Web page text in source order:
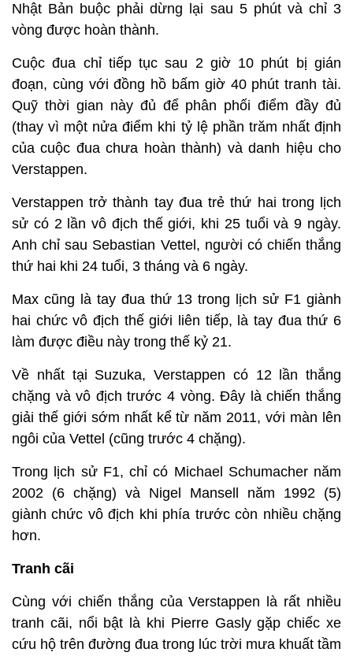
Nhật Bản buộc phải dừng lại sau 5 phút và chỉ 3
vòng được hoàn thành.
Cuộc đua chỉ tiếp tục sau 2 giờ 10 phút bị gián
đoạn, cùng với đồng hồ bấm giờ 40 phút tranh tài.
Quỹ thời gian này đủ để phân phối điểm đầy đủ
(thay vì một nửa điểm khi tỷ lệ phần trăm nhất định
của cuộc đua chưa hoàn thành) và danh hiệu cho
Verstappen.
Verstappen trở thành tay đua trẻ thứ hai trong lịch
sử có 2 lần vô địch thế giới, khi 25 tuổi và 9 ngày.
Anh chỉ sau Sebastian Vettel, người có chiến thắng
thứ hai khi 24 tuổi, 3 tháng và 6 ngày.
Max cũng là tay đua thứ 13 trong lịch sử F1 giành
hai chức vô địch thế giới liên tiếp, là tay đua thứ 6
làm được điều này trong thế kỷ 21.
Về nhất tại Suzuka, Verstappen có 12 lần thắng
chặng và vô địch trước 4 vòng. Đây là chiến thắng
giải thế giới sớm nhất kể từ năm 2011, với màn lên
ngôi của Vettel (cũng trước 4 chặng).
Trong lịch sử F1, chỉ có Michael Schumacher năm
2002 (6 chặng) và Nigel Mansell năm 1992 (5)
giành chức vô địch khi phía trước còn nhiều chặng
hơn.
Tranh cãi
Cùng với chiến thắng của Verstappen là rất nhiều
tranh cãi, nổi bật là khi Pierre Gasly gặp chiếc xe
cứu hộ trên đường đua trong lúc trời mưa khuất tầm